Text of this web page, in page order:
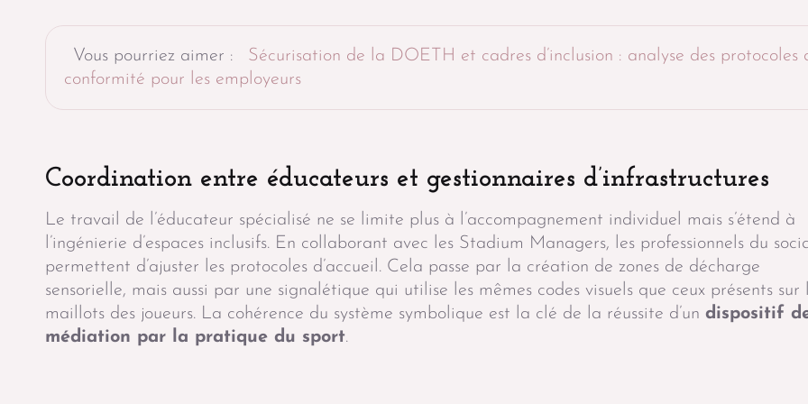
Vous pourriez aimer :
Sécurisation de la DOETH et cadres d’inclusion : analyse des protocoles
conformité pour les employeurs
Coordination entre éducateurs et gestionnaires d’infrastructures
Le travail de l’éducateur spécialisé ne se limite plus à l’accompagnement individuel mais s’étend à
l’ingénierie d’espaces inclusifs. En collaborant avec les Stadium Managers, les professionnels du
permettent d’ajuster les protocoles d’accueil. Cela passe par la création de zones de décharge
sensorielle, mais aussi par une signalétique qui utilise les mêmes codes visuels que ceux présents sur
maillots des joueurs. La cohérence du système symbolique est la clé de la réussite d’un dispositif
médiation par la pratique du sport.